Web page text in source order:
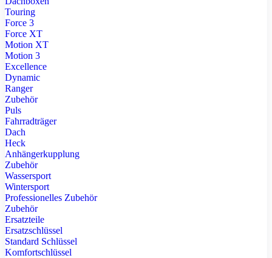
Touring
Force 3
Force XT
Motion XT
Motion 3
Excellence
Dynamic
Ranger
Zubehör
Puls
Fahrradträger
Dach
Heck
Anhängerkupplung
Zubehör
Wassersport
Wintersport
Professionelles Zubehör
Zubehör
Ersatzteile
Ersatzschlüssel
Standard Schlüssel
Komfortschlüssel